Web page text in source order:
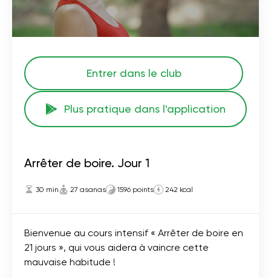
Entrer dans le club
Plus pratique dans l'application
Arrêter de boire. Jour 1
30 min 27 asanas 1596 points 242 kcal
Bienvenue au cours intensif « Arrêter de boire en
21 jours », qui vous aidera à vaincre cette
mauvaise habitude !